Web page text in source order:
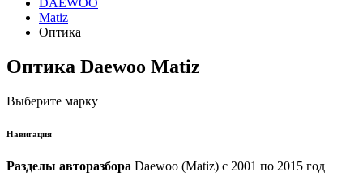
DAEWOO
Matiz
Оптика
Оптика Daewoo Matiz
Выберите марку
Навигация
Разделы авторазбора Daewoo (Matiz) с 2001 по 2015 год